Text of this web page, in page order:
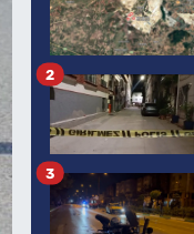
2
3